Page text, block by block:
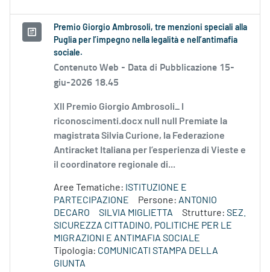
Premio Giorgio Ambrosoli, tre menzioni speciali alla
Puglia per l’impegno nella legalità e nell’antimafia
sociale.
Contenuto Web - Data di Pubblicazione 15-
giu-2026 18.45
XII Premio Giorgio Ambrosoli_ I
riconoscimenti.docx null null Premiate la
magistrata Silvia Curione, la Federazione
Antiracket Italiana per l’esperienza di Vieste e
il coordinatore regionale di...
Aree Tematiche: ISTITUZIONE E
PARTECIPAZIONE
Persone: ANTONIO
DECARO
SILVIA MIGLIETTA Strutture: SEZ.
SICUREZZA CITTADINO, POLITICHE PER LE
MIGRAZIONI E ANTIMAFIA SOCIALE
Tipologia: COMUNICATI STAMPA DELLA
GIUNTA